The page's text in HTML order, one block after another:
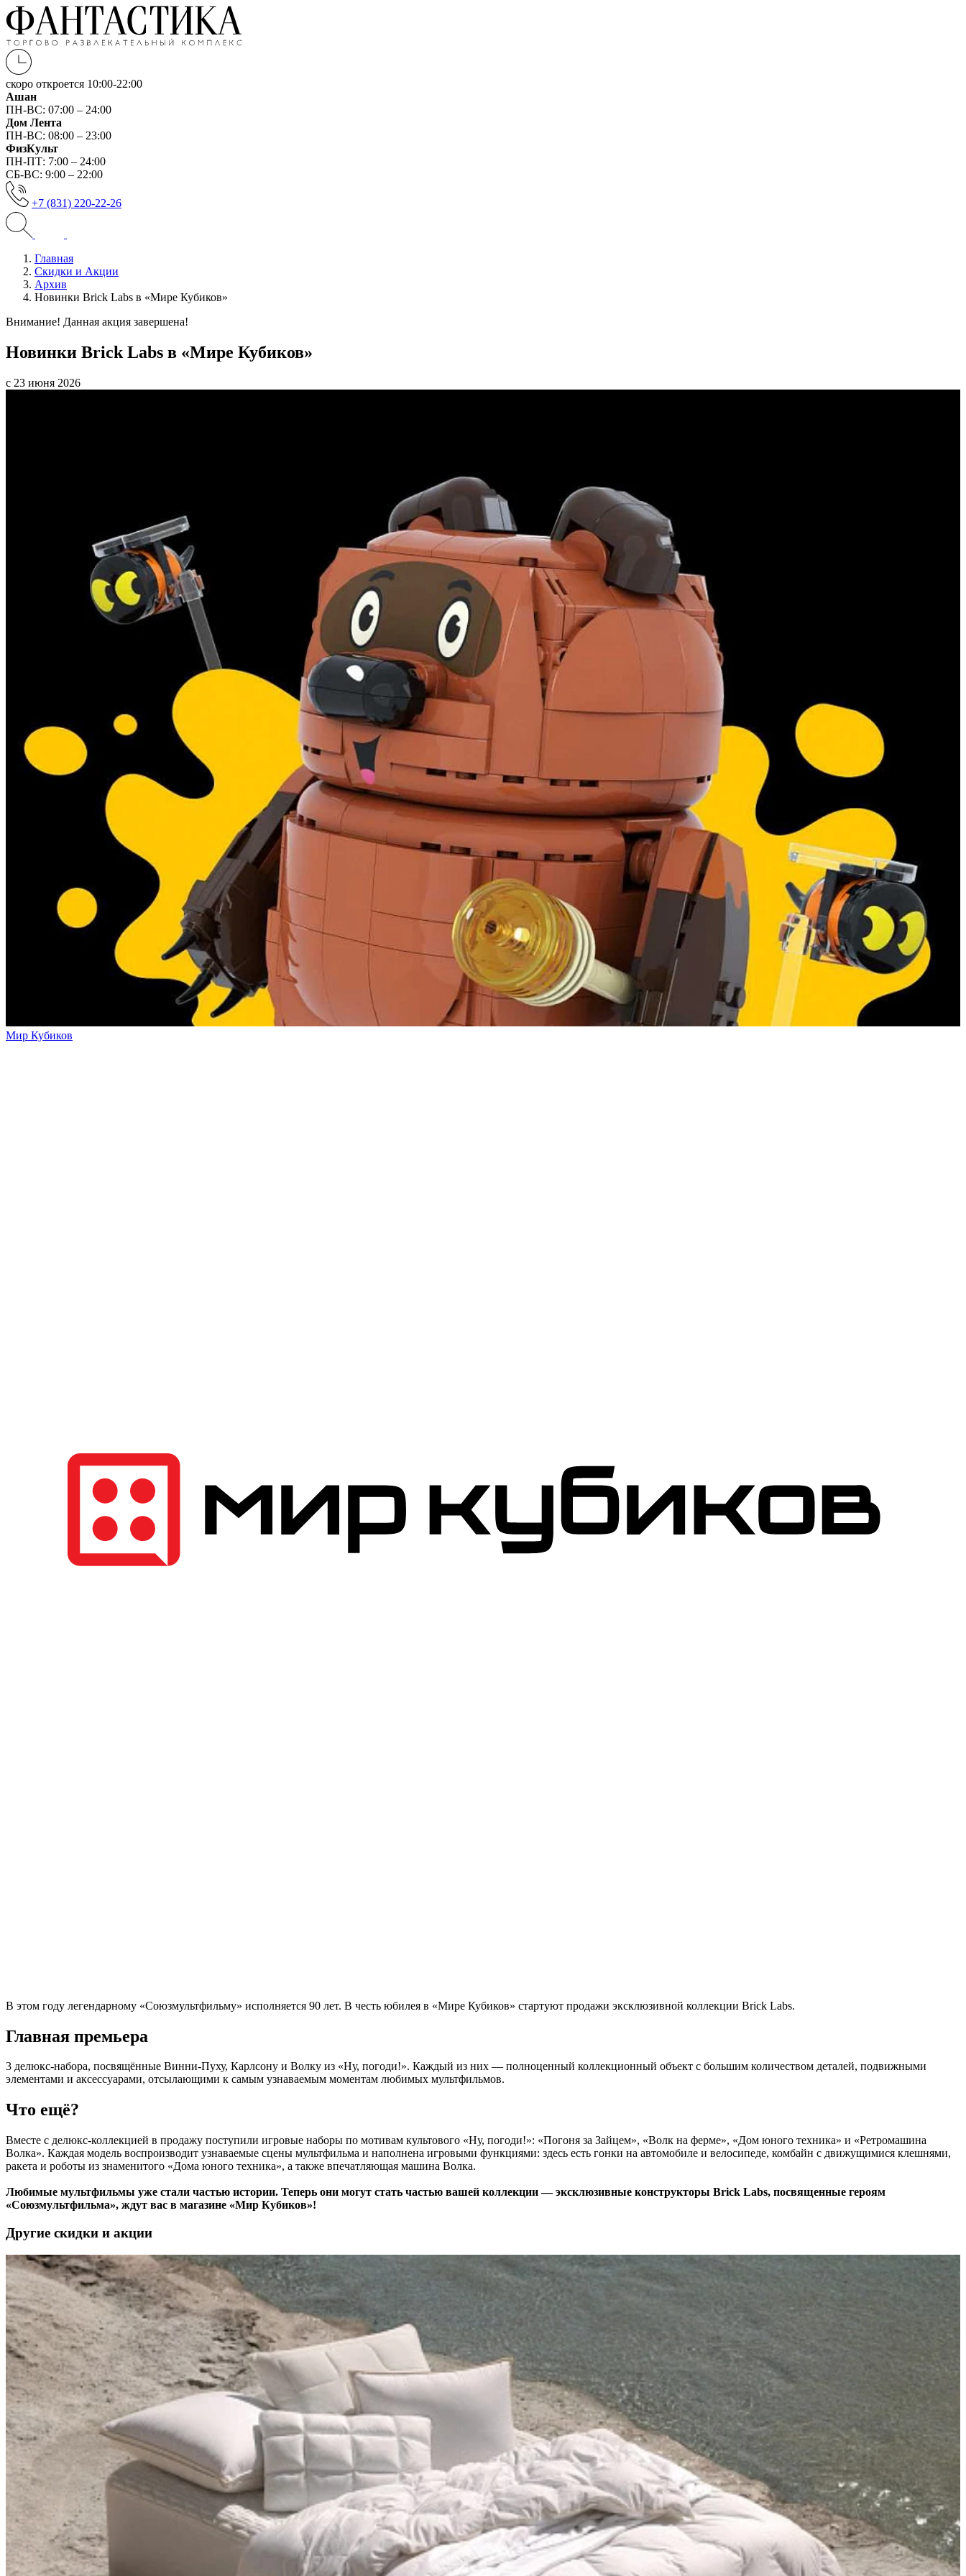
скоро откроется 10:00-22:00
Ашан
ПН-ВС: 07:00 – 24:00
Дом Лента
ПН-ВС: 08:00 – 23:00
ФизКульт
ПН-ПТ: 7:00 – 24:00
СБ-ВС: 9:00 – 22:00
+7 (831) 220-22-26
Главная
Скидки и Акции
Архив
Новинки Brick Labs в «Мире Кубиков»
Внимание! Данная акция завершена!
Новинки Brick Labs в «Мире Кубиков»
с 23 июня 2026
Мир Кубиков
В этом году легендарному «Союзмультфильму» исполняется 90 лет. В честь юбилея в «Мире Кубиков» стартуют продажи эксклюзивной коллекции Brick Labs.
Главная премьера
3 делюкс-набора, посвящённые Винни-Пуху, Карлсону и Волку из «Ну, погоди!». Каждый из них — полноценный коллекционный объект с большим количеством деталей, подвижными
элементами и аксессуарами, отсылающими к самым узнаваемым моментам любимых мультфильмов.
Что ещё?
Вместе с делюкс-коллекцией в продажу поступили игровые наборы по мотивам культового «Ну, погоди!»: «Погоня за Зайцем», «Волк на ферме», «Дом юного техника» и «Ретромашина
Волка». Каждая модель воспроизводит узнаваемые сцены мультфильма и наполнена игровыми функциями: здесь есть гонки на автомобиле и велосипеде, комбайн с движущимися клешнями,
ракета и роботы из знаменитого «Дома юного техника», а также впечатляющая машина Волка.
Любимые мультфильмы уже стали частью истории. Теперь они могут стать частью вашей коллекции — эксклюзивные конструкторы Brick Labs, посвященные героям
«Союзмультфильма», ждут вас в магазине «Мир Кубиков»!
Другие скидки и акции